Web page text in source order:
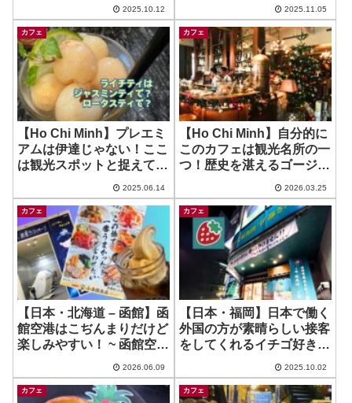
2025.10.12
& Now
2025.11.05
カフェ
【Ho Chi Minh】プレエミ
アムは伊達じゃない！ここ
は観光スポットと捉えて良
Premium Coffee & Tea
2025.06.14
カフェ
【Ho Chi Minh】自分的に
このカフェは観光名所の一
つ！歴史を湛えるゴージャ
2026.03.25
カフェ
【日本・北海道 – 函館】函
館空港はこぢんまりだけど
楽しみやすい！ ~ 函館空港
ージ
2026.06.09
カフェ
【日本・福岡】日本で働く
外国の方が素晴らしい接客
をしてくれるイチゴ好きの
神店
2025.10.02
カフェ カフェ